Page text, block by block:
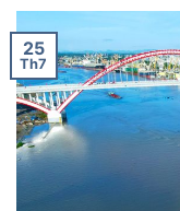
25
Th7